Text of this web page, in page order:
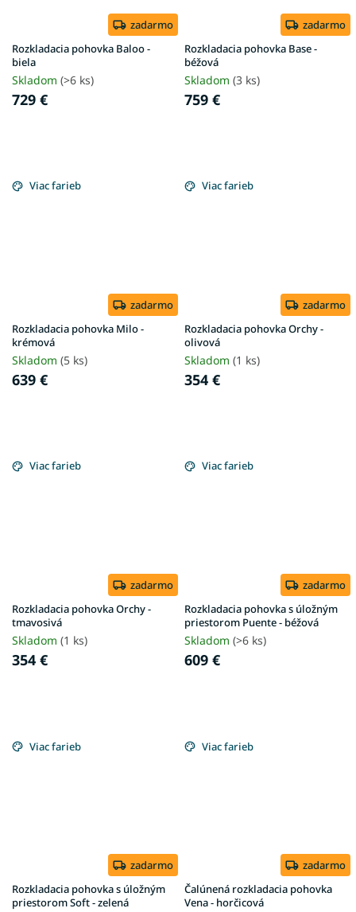
zadarmo
Rozkladacia pohovka Baloo -
biela
Skladom (>6 ks)
729 €
zadarmo
Rozkladacia pohovka Base -
béžová
Skladom (3 ks)
759 €
Viac farieb
zadarmo
Rozkladacia pohovka Milo -
krémová
Skladom (5 ks)
639 €
Viac farieb
zadarmo
Rozkladacia pohovka Orchy -
olivová
Skladom (1 ks)
354 €
Viac farieb
zadarmo
Rozkladacia pohovka Orchy -
tmavosivá
Skladom (1 ks)
354 €
Viac farieb
zadarmo
Rozkladacia pohovka s úložným
priestorom Puente - béžová
Skladom (>6 ks)
609 €
Viac farieb
zadarmo
Rozkladacia pohovka s úložným
priestorom Soft - zelená
Viac farieb
zadarmo
Čalúnená rozkladacia pohovka
Vena - horčicová